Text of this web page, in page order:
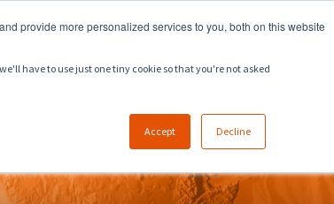
provide more personalized services to you, both on this website
have to use just one tiny cookie so that you're not asked
Accept Decline